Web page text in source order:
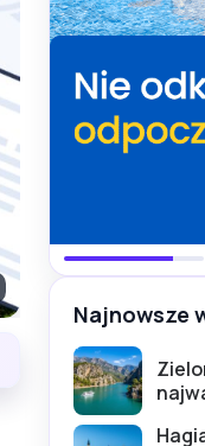
Najnowsze